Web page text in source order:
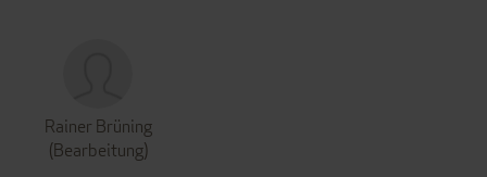
Rainer Brüning
(Bearbeitung)